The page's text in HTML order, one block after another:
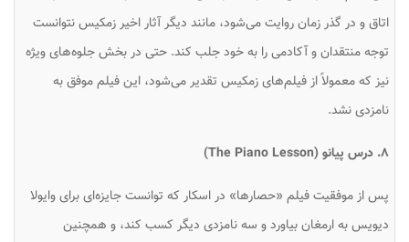
اتاق و در گذر زمان روایت می‌شود، مانند دیگر آثار اخیر زمکیس نتوانست
توجه منتقدان و آکادمی را به خود جلب کند. حتی در بخش جلوه‌های ویژه
نیز که معمولاً از فیلم‌های زمکیس تقدیر می‌شود، این فیلم موفق به
نامزدی نشد.
۸. درس پیانو (The Piano Lesson)
پس از موفقیت فیلم «حصارها» در اسکار که توانست جایزه‌ای برای وایولا
دیویس به ارمغان بیاورد و سه نامزدی دیگر کسب کند، و همچنین